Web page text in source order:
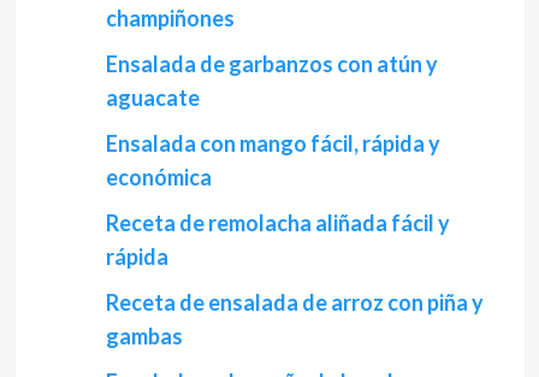
champiñones
Ensalada de garbanzos con atún y
aguacate
Ensalada con mango fácil, rápida y
económica
Receta de remolacha aliñada fácil y
rápida
Receta de ensalada de arroz con piña y
gambas